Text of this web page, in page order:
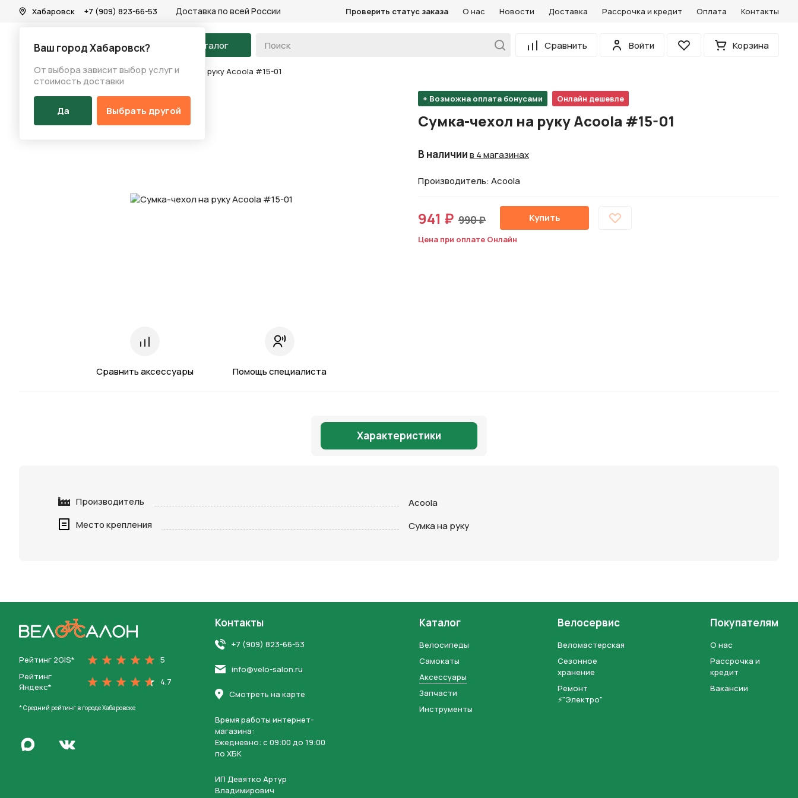
Хабаровск
Ваш город Хабаровск?
От выбора зависит выбор услуг и
стоимость доставки
Да Выбрать другой
+7 (909) 823-66-53 Доставка по всей России Проверить статус заказа О нас Новости Доставка Рассрочка и кредит Оплата Контакты
На главную Каталог Сравнить
Войти
Избранное Корзина
Каталог/Аксессуары/Сумки/Сумка-чехол на руку Acoola #15-01
Сравнить аксессуары Помощь специалиста
+ Возможна оплата бонусами Онлайн дешевле
Сумка-чехол на руку Acoola #15-01
В наличиив 4 магазинах
Производитель: Acoola
941 ₽ 990 ₽ Купить
Цена при оплате Онлайн
Характеристики
Производитель
Acoola
Место крепления
Сумка на руку
Рейтинг 2GIS*
5
Рейтинг
Яндекс*
4.7
* Средний рейтинг в городе Хабаровске
Написать в MaxПерейти во Вконтакте
Контакты
+7 (909) 823-66-53
info@velo-salon.ru
Смотреть на карте
Время работы интернет-
магазина:
Ежедневно: c 09:00 до 19:00
по ХБК
ИП Девятко Артур
Владимирович
Каталог
Велосипеды
Самокаты
Аксессуары
Запчасти
Инструменты
Велосервис
Веломастерская
Сезонное
хранение
Ремонт
⚡"Электро"
Покупателям
О нас
Рассрочка и
кредит
Вакансии
Отправить
Нажимая на кнопку “Отправить заявку”, вы даетесогласие на обработку